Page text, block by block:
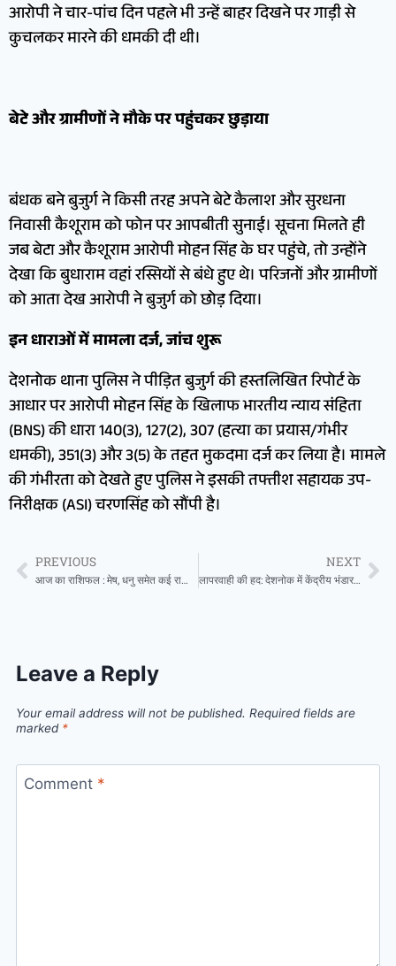
आरोपी ने चार-पांच दिन पहले भी उन्हें बाहर दिखने पर गाड़ी से
कुचलकर मारने की धमकी दी थी।
​बेटे और ग्रामीणों ने मौके पर पहुंचकर छुड़ाया
बंधक बने बुजुर्ग ने किसी तरह अपने बेटे कैलाश और सुरधना
निवासी कैशूराम को फोन पर आपबीती सुनाई। सूचना मिलते ही
जब बेटा और कैशूराम आरोपी मोहन सिंह के घर पहुंचे, तो उन्होंने
देखा कि बुधाराम वहां रस्सियों से बंधे हुए थे। परिजनों और ग्रामीणों
को आता देख आरोपी ने बुजुर्ग को छोड़ दिया।
​इन धाराओं में मामला दर्ज, जांच शुरू
देशनोक थाना पुलिस ने पीड़ित बुजुर्ग की हस्तलिखित रिपोर्ट के
आधार पर आरोपी मोहन सिंह के खिलाफ भारतीय न्याय संहिता
(BNS) की धारा 140(3), 127(2), 307 (हत्या का प्रयास/गंभीर
धमकी), 351(3) और 3(5) के तहत मुकदमा दर्ज कर लिया है। मामले
की गंभीरता को देखते हुए पुलिस ने इसकी तफ्तीश सहायक उप-
निरीक्षक (ASI) चरणसिंह को सौंपी है।
PREVIOUS
आज का राशिफल : मेष, धनु समेत कई राशियों का दिन रहेगा शुभ, भाग्य का मिलेगा साथ, जानें अपना आज का भविष्यफल
NEXT
लापरवाही की हद: देशनोक में केंद्रीय भंडारण निगम के ओवरलोड ट्रक ने तोड़ा बिजली का पोल, टला बड़ा हादसा
Leave a Reply
Your email address will not be published. Required fields are
marked *
Comment *